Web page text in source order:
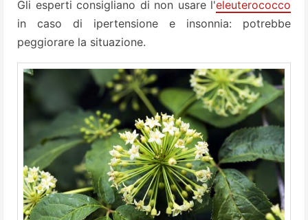
Gli esperti consigliano di non usare l'eleuterococco
in caso di ipertensione e insonnia: potrebbe
peggiorare la situazione.